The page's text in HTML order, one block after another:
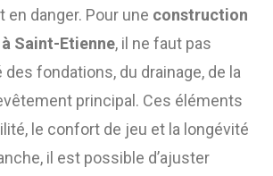
danger. Pour une construction
Saint-Etienne, il ne faut pas
des fondations, du drainage, de la
principal. Ces éléments
le confort de jeu et la longévité
il est possible d’ajuster